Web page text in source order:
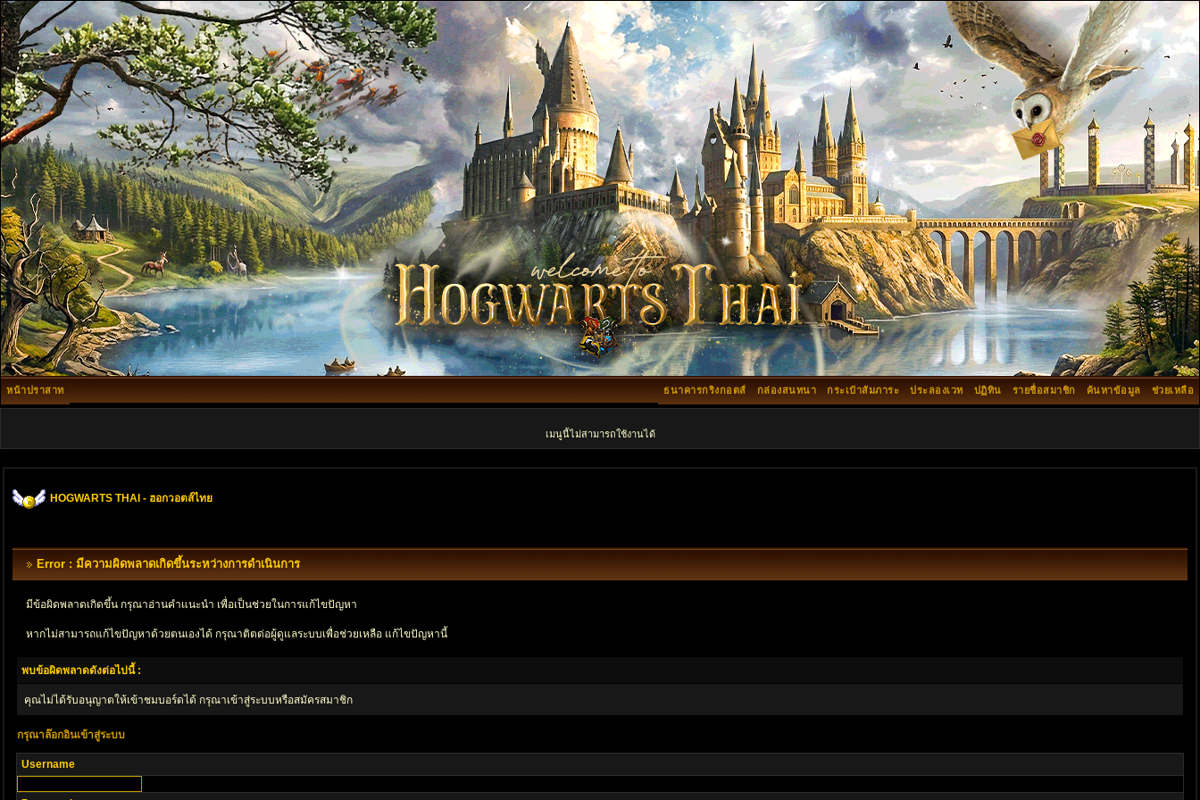
หน้าปราสาท ช่วยเหลือ
ค้นหาข้อมูล
รายชื่อสมาชิก
ปฏิทิน
ประลองเวท
กระเป๋าสัมภาระ
กล่องสนทนา
ธนาคารกริงกอตส์
เมนูนี้ไม่สามารถใช้งานได้
HOGWARTS THAI - ฮอกวอตส์ไทย
Error : มีความผิดพลาดเกิดขึ้นระหว่างการดำเนินการ
มีข้อผิดพลาดเกิดขึ้น กรุณาอ่านคำแนะนำ เพื่อเป็นช่วยในการแก้ไขปัญหา
หากไม่สามารถแก้ไขปัญหาด้วยตนเองได้ กรุณาติตด่อผู้ดูแลระบบเพื่อช่วยเหลือ แก้ไขปัญหานี้
พบข้อผิดพลาดดังต่อไปนี้ :
คุณไม่ได้รับอนุญาตให้เข้าชมบอร์ดได้ กรุณาเข้าสู่ระบบหรือสมัครสมาชิก
กรุณาล๊อกอินเข้าสู่ระบบ
Username